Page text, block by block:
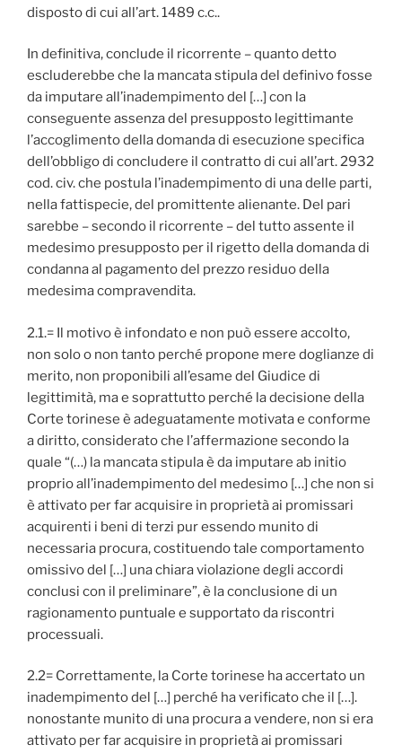
disposto di cui all’art. 1489 c.c..
In definitiva, conclude il ricorrente – quanto detto
escluderebbe che la mancata stipula del definivo fosse
da imputare all’inadempimento del […] con la
conseguente assenza del presupposto legittimante
l’accoglimento della domanda di esecuzione specifica
dell’obbligo di concludere il contratto di cui all’art. 2932
cod. civ. che postula l’inadempimento di una delle parti,
nella fattispecie, del promittente alienante. Del pari
sarebbe – secondo il ricorrente – del tutto assente il
medesimo presupposto per il rigetto della domanda di
condanna al pagamento del prezzo residuo della
medesima compravendita.
2.1.= Il motivo è infondato e non può essere accolto,
non solo o non tanto perché propone mere doglianze di
merito, non proponibili all’esame del Giudice di
legittimità, ma e soprattutto perché la decisione della
Corte torinese è adeguatamente motivata e conforme
a diritto, considerato che l’affermazione secondo la
quale “(…) la mancata stipula è da imputare ab initio
proprio all’inadempimento del medesimo […] che non si
è attivato per far acquisire in proprietà ai promissari
acquirenti i beni di terzi pur essendo munito di
necessaria procura, costituendo tale comportamento
omissivo del […] una chiara violazione degli accordi
conclusi con il preliminare”, è la conclusione di un
ragionamento puntuale e supportato da riscontri
processuali.
2.2= Correttamente, la Corte torinese ha accertato un
inadempimento del […] perché ha verificato che il […].
nonostante munito di una procura a vendere, non si era
attivato per far acquisire in proprietà ai promissari